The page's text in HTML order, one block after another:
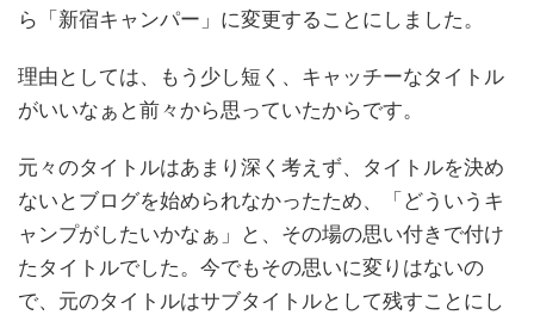
ら「新宿キャンパー」に変更することにしました。
理由としては、もう少し短く、キャッチーなタイトル
がいいなぁと前々から思っていたからです。
元々のタイトルはあまり深く考えず、タイトルを決め
ないとブログを始められなかったため、「どういうキ
ャンプがしたいかなぁ」と、その場の思い付きで付け
たタイトルでした。今でもその思いに変りはないの
で、元のタイトルはサブタイトルとして残すことにし